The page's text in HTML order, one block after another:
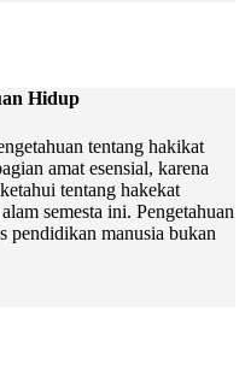
Hidup
tentang hakikat
amat esensial, karena
tentang hakekat
semesta ini. Pengetahuan
pendidikan manusia bukan